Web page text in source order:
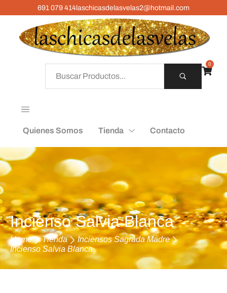
691 079 414laschicasdelasvelas2@hotmail.com
Quienes Somos Tienda Contacto
0
Incienso Salvia Blanca
Home Tienda
Inciensos Sagrada Madre
Incienso Salvia Blanca